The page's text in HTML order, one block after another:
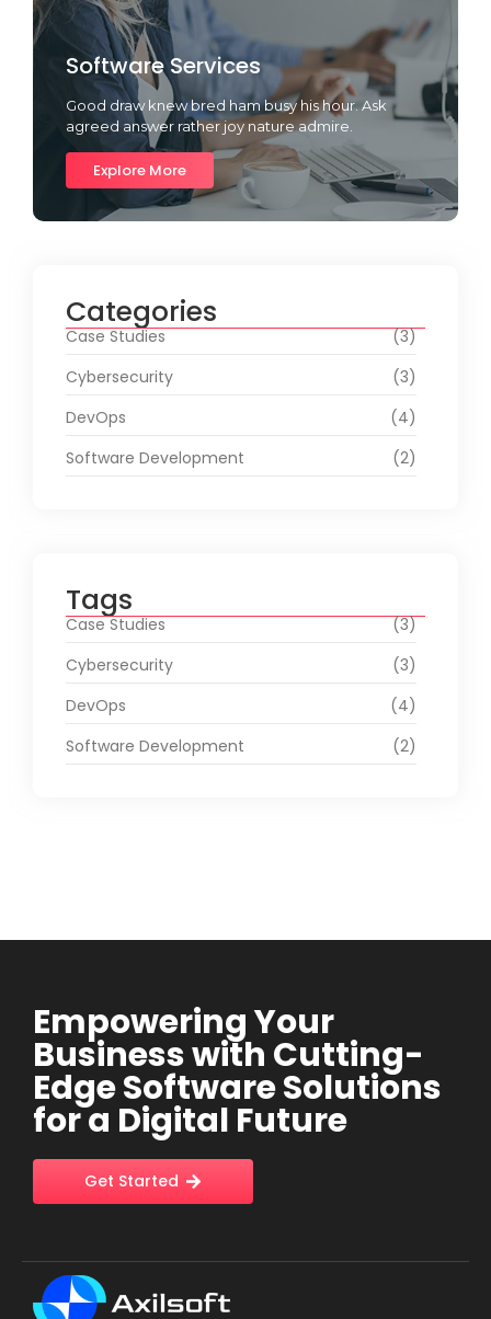
Software Services
Good draw knew bred ham busy his hour. Ask
agreed answer rather joy nature admire.
Explore More
Categories
Case Studies
(3)
Cybersecurity
(3)
DevOps
(4)
Software Development
(2)
Tags
Case Studies
(3)
Cybersecurity
(3)
DevOps
(4)
Software Development
(2)
Empowering Your
Business with Cutting-
Edge Software Solutions
for a Digital Future
Get Started